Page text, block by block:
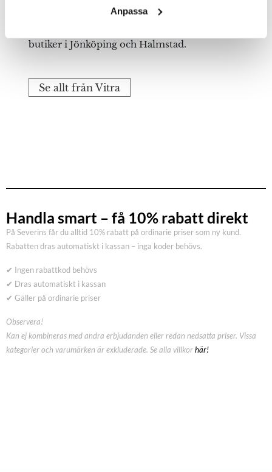
Anpassa
Upptäck alla möbler, lampor och
butiker i Jönköping och Halmstad.
Se allt från Vitra
Handla smart – få 10% rabatt direkt
På Severins får du alltid 10% rabatt på ordinarie priser som ny kund.
Rabatten dras automatiskt i kassan – inga koder behövs.
✔ Ingen rabattkod behövs
✔ Dras automatiskt i kassan
✔ Gäller på ordinarie priser
Observera!
Kan ej kombineras med andra erbjudanden eller redan nedsatta priser. Vissa
kategorier och varumärken är exkluderade. Se alla villkorhär!